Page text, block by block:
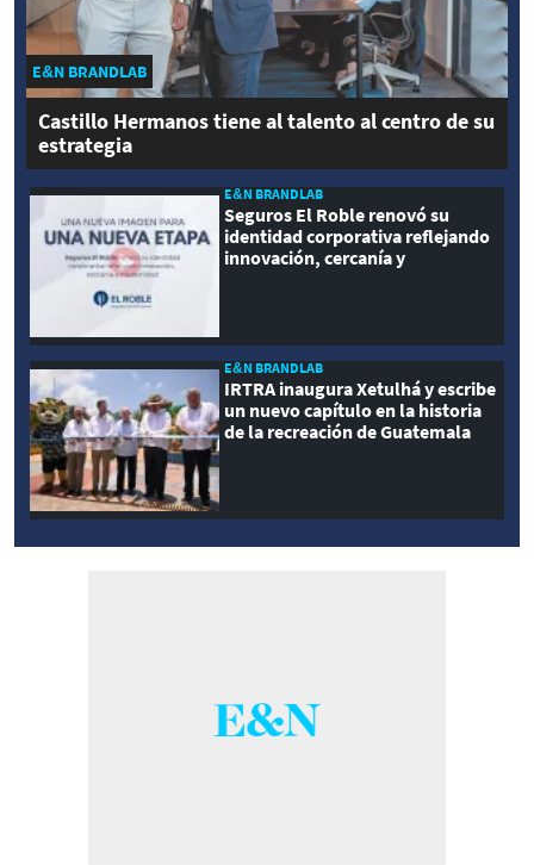
E&N BRANDLAB
Castillo Hermanos tiene al talento al centro de su
estrategia
E&N BRANDLAB
Seguros El Roble renovó su
identidad corporativa reflejando
innovación, cercanía y
E&N BRANDLAB
IRTRA inaugura Xetulhá y escribe
un nuevo capítulo en la historia
de la recreación de Guatemala